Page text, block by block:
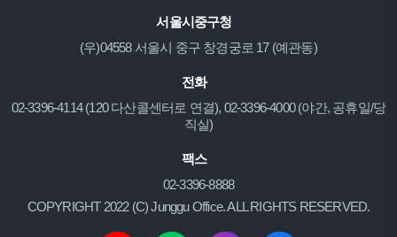
서울시중구청
(우)04558 서울시 중구 창경궁로 17 (예관동)
전화
02-3396-4114 (120 다산콜센터로 연결), 02-3396-4000 (야간, 공휴일/당
직실)
팩스
02-3396-8888
COPYRIGHT 2022 (C) Junggu Office. ALL RIGHTS RESERVED.